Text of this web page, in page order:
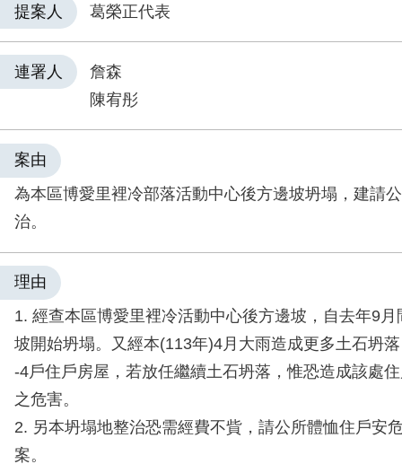
提案人 葛榮正代表
連署人
詹森
陳宥彤
案由
為本區博愛里裡冷部落活動中心後方邊坡坍塌，建請
治。
理由
1. 經查本區博愛里裡冷活動中心後方邊坡，自去年9
坡開始坍塌。又經本(113年)4月大雨造成更多土石坍
-4戶住戶房屋，若放任繼續土石坍落，惟恐造成該處
之危害。
2. 另本坍塌地整治恐需經費不貲，請公所體恤住戶安
案。